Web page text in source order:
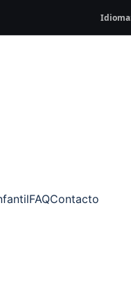
FAQContacto